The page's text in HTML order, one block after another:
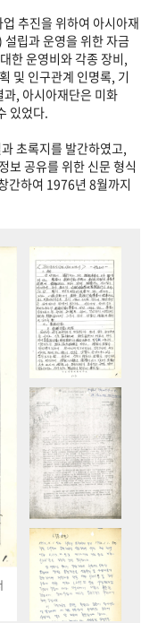
추진을 위하여 아시아재
립과 운영을 위한 자금
한 운영비와 각종 장비,
및 인구관계 인명록, 기
, 아시아재단은 미화
있었다.
초록지를 발간하였고,
보 공유를 위한 신문 형식
간하여 1976년 8월까지